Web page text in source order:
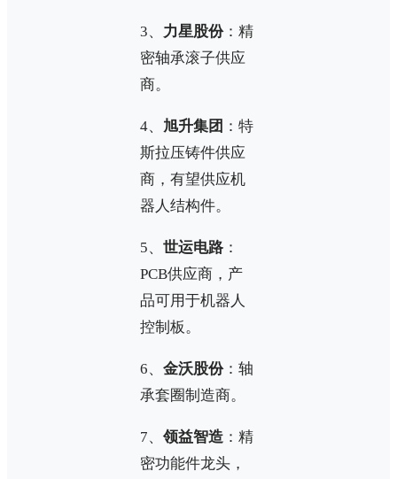
3、 力星股份：精
密轴承滚子供应
商。
4、 旭升集团 ：特
斯拉压铸件供应
商，有望供应机
器人结构件。
5、 世运电路 ：
PCB供应商，产
品可用于机器人
控制板。
6、 金沃股份：轴
承套圈制造商。
7、 领益智造 ：精
密功能件龙头，